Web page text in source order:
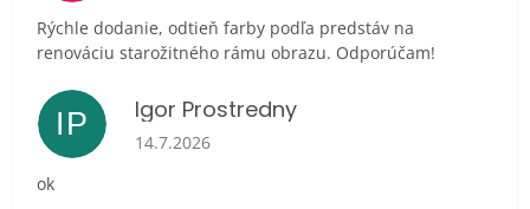
Rýchle dodanie, odtieň farby podľa predstáv na
renováciu starožitného rámu obrazu. Odporúčam!
IP Igor Prostredny
Hodnotenie obchodu je 5 z 5 hviezdičiek.
14.7.2026
ok